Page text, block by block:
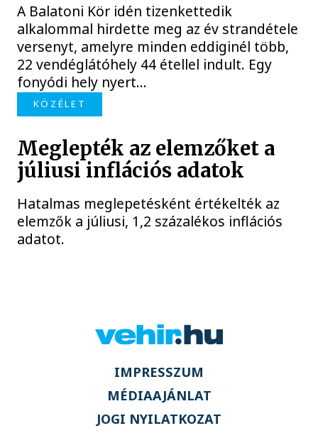
A Balatoni Kör idén tizenkettedik
alkalommal hirdette meg az év strandétele
versenyt, amelyre minden eddiginél több,
22 vendéglátóhely 44 étellel indult. Egy
fonyódi hely nyert...
KÖZÉLET
Meglepték az elemzőket a
júliusi inflációs adatok
Hatalmas meglepetésként értékelték az
elemzők a júliusi, 1,2 százalékos inflációs
adatot.
IMPRESSZUM
MÉDIAAJÁNLAT
JOGI NYILATKOZAT